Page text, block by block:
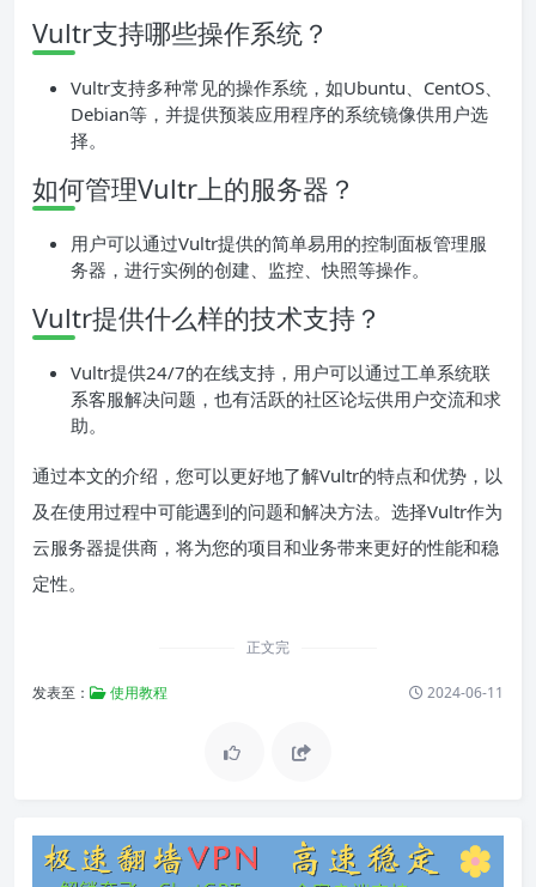
Vultr支持哪些操作系统？
Vultr支持多种常见的操作系统，如Ubuntu、CentOS、
Debian等，并提供预装应用程序的系统镜像供用户选
择。
如何管理Vultr上的服务器？
用户可以通过Vultr提供的简单易用的控制面板管理服
务器，进行实例的创建、监控、快照等操作。
Vultr提供什么样的技术支持？
Vultr提供24/7的在线支持，用户可以通过工单系统联
系客服解决问题，也有活跃的社区论坛供用户交流和求
助。
通过本文的介绍，您可以更好地了解Vultr的特点和优势，以
及在使用过程中可能遇到的问题和解决方法。选择Vultr作为
云服务器提供商，将为您的项目和业务带来更好的性能和稳
定性。
正文完
发表至： 使用教程 2024-06-11